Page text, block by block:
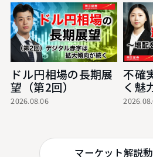
ドル円相場の長期展
望（第2回）
2026.08.06
不確
く魅
マーケット解説